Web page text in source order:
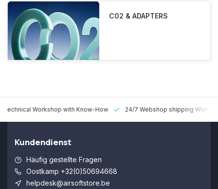
C02 & ADAPTERS
Technical Workshop with Know-How 24/7 Webshop shipping
Kundendienst
Häufig gestellte Fragen
Oostkamp +32(0)50694668
helpdesk@airsoftstore.be